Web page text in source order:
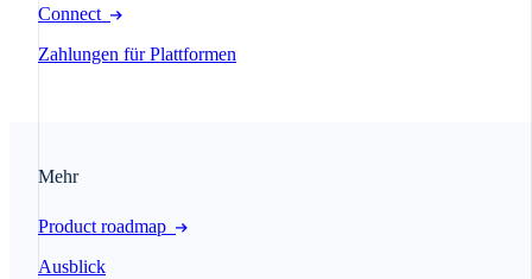
Connect
Zahlungen für Plattformen
Mehr
Product roadmap
Ausblick